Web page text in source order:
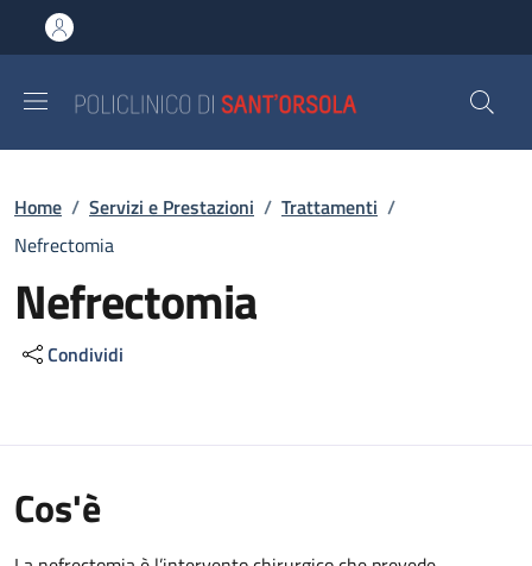
al contenuto principale
to footer content
Briciole di pane
Home / Servizi e Prestazioni / Trattamenti /
Nefrectomia
Nefrectomia
Condividi
Cos'è